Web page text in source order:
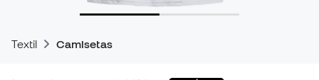
Textil Camisetas